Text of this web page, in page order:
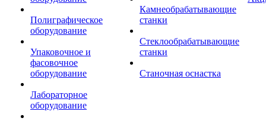
Полиграфическое
оборудование
Упаковочное и
фасовочное
оборудование
Лабораторное
оборудование
Камнеобрабатывающие
станки
Стеклообрабатывающие
станки
Станочная оснастка